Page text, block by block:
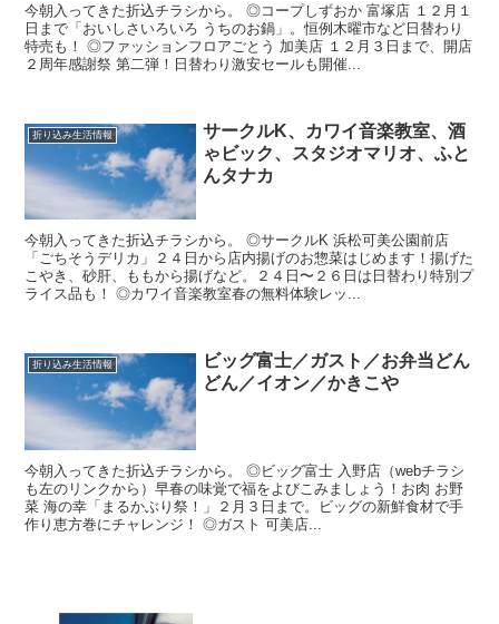
今朝入ってきた折込チラシから。 ◎コープしずおか 富塚店 １２月１
日まで「おいしさいろいろ うちのお鍋」。恒例木曜市など日替わり
特売も！ ◎ファッションフロアごとう 加美店 １２月３日まで、開店
２周年感謝祭 第二弾！日替わり激安セールも開催...
折り込み生活情報
サークルK、カワイ音楽教室、酒
ゃビック、スタジオマリオ、ふと
んタナカ
今朝入ってきた折込チラシから。 ◎サークルK 浜松可美公園前店
「ごちそうデリカ」２４日から店内揚げのお惣菜はじめます！揚げた
こやき、砂肝、ももから揚げなど。２４日〜２６日は日替わり特別プ
ライス品も！ ◎カワイ音楽教室春の無料体験レッ...
折り込み生活情報
ビッグ富士／ガスト／お弁当どん
どん／イオン／かきこや
今朝入ってきた折込チラシから。 ◎ビッグ富士 入野店（webチラシ
も左のリンクから）早春の味覚で福をよびこみましょう！お肉 お野
菜 海の幸「まるかぶり祭！」２月３日まで。ビッグの新鮮食材で手
作り恵方巻にチャレンジ！ ◎ガスト 可美店...